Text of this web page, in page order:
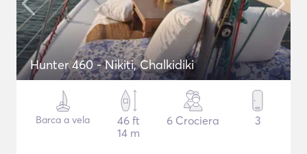
Hunter 460 - Nikiti, Chalkidiki
Barca a vela
46 ft
14 m
6 Crociera 3